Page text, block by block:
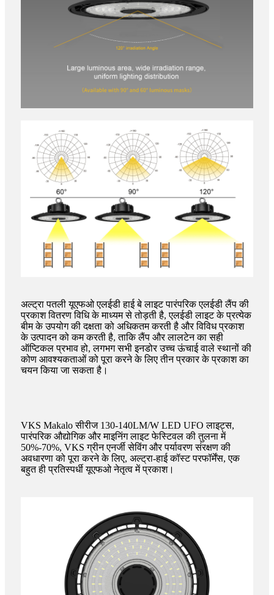
अल्ट्रा पतली यूएफओ एलईडी हाई बे लाइट पारंपरिक एलईडी लैंप की
प्रकाश वितरण विधि के माध्यम से तोड़ती है, एलईडी लाइट के प्रत्येक
बीम के उपयोग की दक्षता को अधिकतम करती है और विविध प्रकाश
के उत्पादन को कम करती है, ताकि लैंप और लालटेन का सही
ऑप्टिकल प्रभाव हो, लगभग सभी इनडोर उच्च ऊंचाई वाले स्थानों की
कोण आवश्यकताओं को पूरा करने के लिए तीन प्रकार के प्रकाश का
चयन किया जा सकता है।
VKS Makalo सीरीज 130-140LM/W LED UFO लाइट्स,
पारंपरिक औद्योगिक और माइनिंग लाइट फेस्टिवल की तुलना में
50%-70%, VKS ग्रीन एनर्जी सेविंग और पर्यावरण संरक्षण की
अवधारणा को पूरा करने के लिए, अल्ट्रा-हाई कॉस्ट परफॉर्मेंस, एक
बहुत ही प्रतिस्पर्धी यूएफओ नेतृत्व में प्रकाश।